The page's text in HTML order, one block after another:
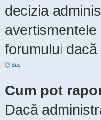
decizia
forumului
Sus
Cum pot
Dacă